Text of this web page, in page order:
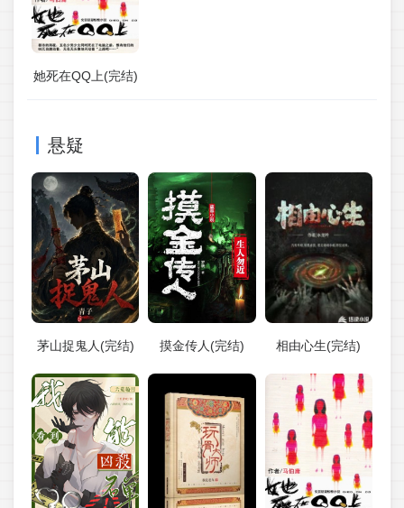
她死在QQ上(完结)
悬疑
茅山捉鬼人(完结) 摸金传人(完结) 相由心生(完结)